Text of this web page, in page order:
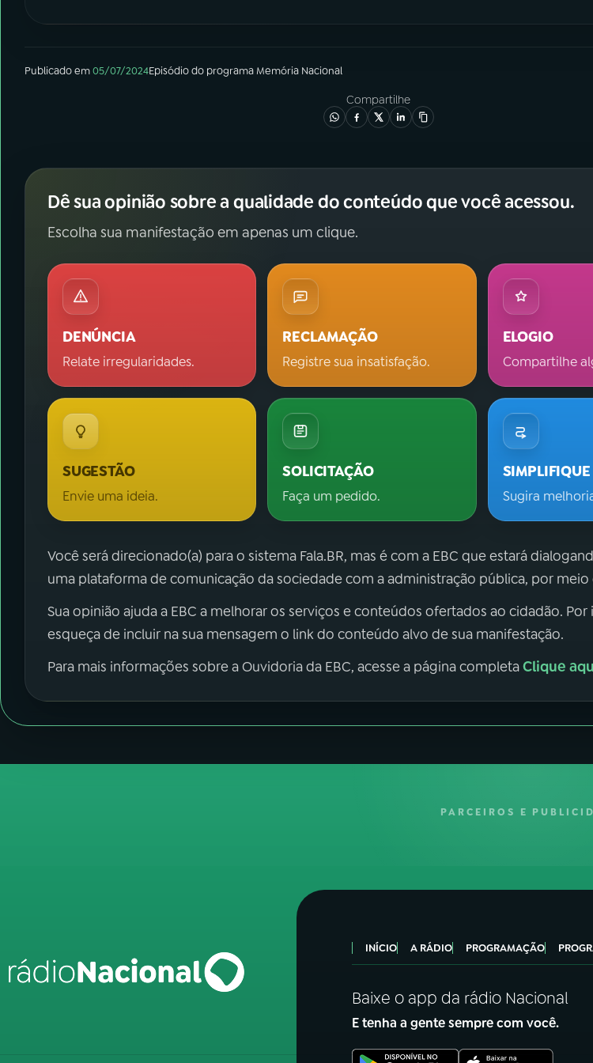
Publicado em05/07/2024Episódiodo programa Memória Nacional
Compartilhe
Dê sua opinião sobre a qualidade do conteúdo que você acessou.
Escolha sua manifestação em apenas um clique.
DENÚNCIA
Relate irregularidades.
RECLAMAÇÃO
Registre sua insatisfação.
ELOGIO
Compartilhe
SUGESTÃO
Envie uma ideia.
SOLICITAÇÃO
Faça um pedido.
SIMPLIFIQUE
Sugira
Você será direcionado(a) para o sistema Fala.BR, mas é com a EBC que estará
uma plataforma de comunicação da sociedade com a administração pública, por meio
Sua opinião ajuda a EBC a melhorar os serviços e conteúdos ofertados ao cidadão. Por
esqueça de incluir na sua mensagem o link do conteúdo alvo de sua manifestação.
Para mais informações sobre a Ouvidoria da EBC, acesse a página completaClique
PARCEIROS E
INÍCIO A RÁDIO PROGRAMAÇÃO
Baixe o app da rádio Nacional
E tenha a gente sempre com você.